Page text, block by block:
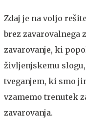
Zdaj je na voljo
brez zavarovalnega
zavarovanje, ki
življenjskemu
tveganjem, ki smo
vzamemo trenutek
zavarovanja.